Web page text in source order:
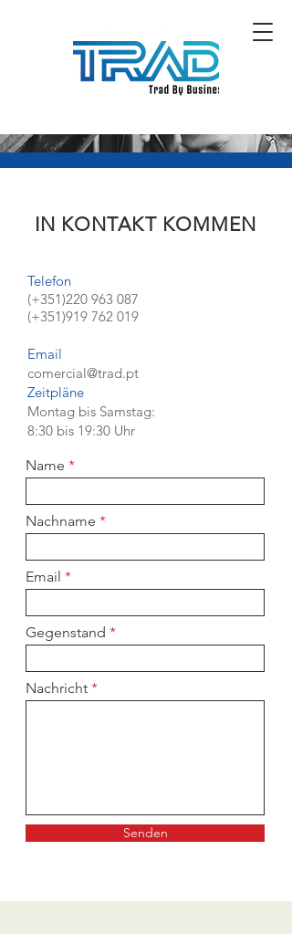
Telefon
(+351)220 963 087
(+351)919 762 019
Email
comercial@trad.pt
Zeitpläne
Montag bis Samstag:
8:30 bis 19:30 Uhr
Name
Nachname
Email
Gegenstand
Nachricht
Senden
IN KONTAKT KOMMEN